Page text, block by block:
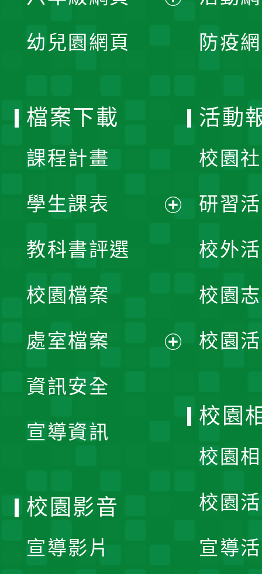
開
幼兒園網頁 防疫
檔案下載
課程計畫
學生課表
單
教科書評選
校園檔案
處室檔案
資訊安全
宣導資訊
活動
校園
研習
校外
校園
校園
校園
校園
校園
宣導
校園影音
宣導影片